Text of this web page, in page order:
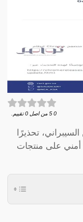
0
5 من اصل 0 تقييم.
تحذيرًا
على منتجات